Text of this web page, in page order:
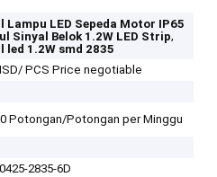
Lampu LED Sepeda Motor IP65
Sinyal Belok 1.2W LED Strip,
led 1.2W smd 2835
PCS Price negotiable
Potongan/Potongan per Minggu
2835-6D